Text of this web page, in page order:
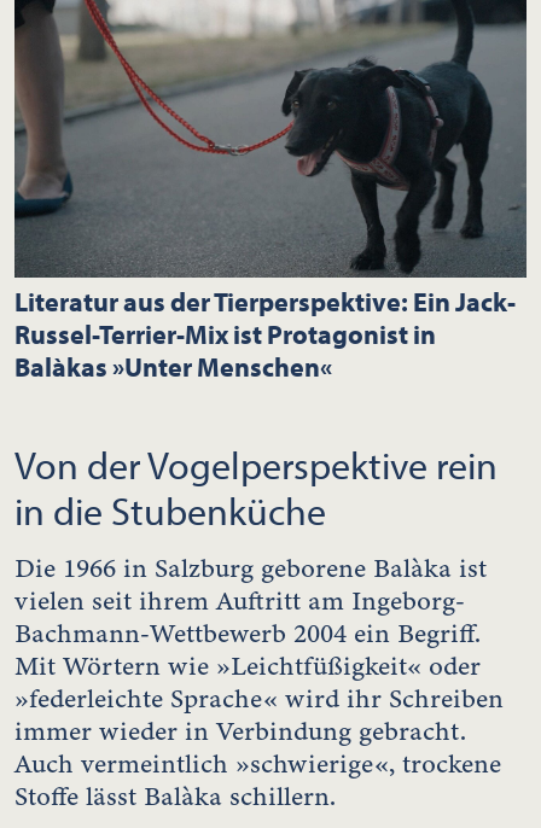
Literatur aus der Tierperspektive: Ein Jack-
Russel-Terrier-Mix ist Protagonist in
Balàkas »Unter Menschen«
Von der Vogelperspektive rein
in die Stubenküche
Die 1966 in Salzburg geborene Balàka ist
vielen seit ihrem Auftritt am Ingeborg-
Bachmann-Wettbewerb 2004 ein Begriff.
Mit Wörtern wie »Leichtfüßigkeit« oder
»federleichte Sprache« wird ihr Schreiben
immer wieder in Verbindung gebracht.
Auch vermeintlich »schwierige«, trockene
Stoffe lässt Balàka schillern.